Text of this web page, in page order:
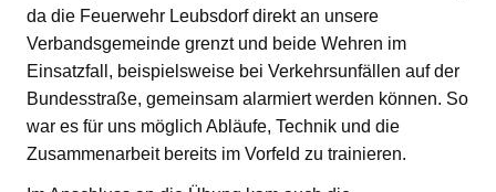
da die Feuerwehr Leubsdorf direkt an unsere
Verbandsgemeinde grenzt und beide Wehren im
Einsatzfall, beispielsweise bei Verkehrsunfällen auf der
Bundesstraße, gemeinsam alarmiert werden können. So
war es für uns möglich Abläufe, Technik und die
Zusammenarbeit bereits im Vorfeld zu trainieren.